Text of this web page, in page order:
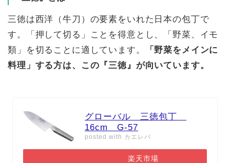
三徳は西洋（牛刀）の要素をいれた日本の包丁で
す。「押して切る」ことを得意とし、「野菜、イモ
類」を切ることに適しています。
「野菜をメインに
料理」する方は、この『三徳』が向いています。
グローバル 三徳包丁
16cm G-57
posted with カエレバ
楽天市場